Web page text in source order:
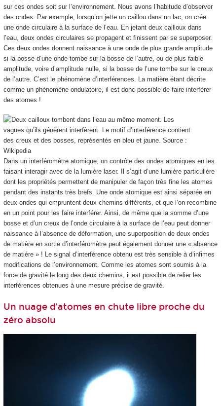
sur ces ondes soit sur l’environnement. Nous avons l’habitude d’observer
des ondes. Par exemple, lorsqu’on jette un caillou dans un lac, on crée
une onde circulaire à la surface de l’eau. En jetant deux cailloux dans
l’eau, deux ondes circulaires se propagent et finissent par se superposer.
Ces deux ondes donnent naissance à une onde de plus grande amplitude
si la bosse d’une onde tombe sur la bosse de l’autre, ou de plus faible
amplitude, voire d’amplitude nulle, si la bosse de l’une tombe sur le creux
de l’autre. C’est le phénomène d’interférences. La matière étant décrite
comme un phénomène ondulatoire, il est donc possible de faire interférer
des atomes !
Dans un interféromètre atomique, on contrôle des ondes atomiques en les
faisant interagir avec de la lumière laser. Il s’agit d’une lumière particulière
dont les propriétés permettent de manipuler de façon très fine les atomes
pendant des instants très brefs. Une onde atomique est ainsi séparée en
deux ondes qui empruntent deux chemins différents, et que l’on recombine
en un point pour les faire interférer. Ainsi, de même que la somme d’une
bosse et d’un creux de l’onde circulaire à la surface de l’eau peut donner
naissance à l’absence de déformation, une superposition de deux ondes
de matière en sortie d’interféromètre peut également donner une « absence
de matière » ! Le signal d’interférence obtenu est très sensible à d’infimes
modifications de l’environnement. Comme les atomes sont soumis à la
force de gravité le long des deux chemins, il est possible de relier les
interférences obtenues à une mesure précise de gravité.
Un nuage d’atomes en chute libre proche du
zéro absolu